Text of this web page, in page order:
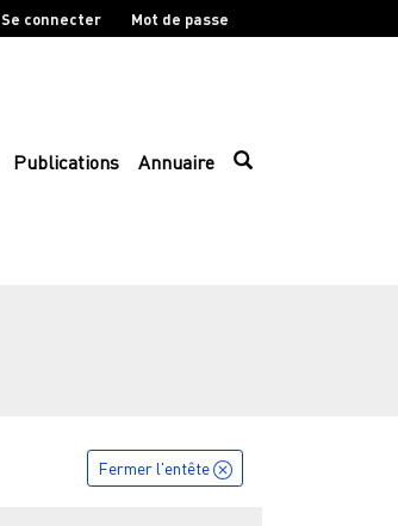
Se connecter Mot de passe
Publications Annuaire
Fermer l'entête